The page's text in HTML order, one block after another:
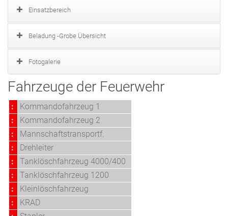
Einsatzbereich
Beladung -Grobe Übersicht
Fotogalerie
Fahrzeuge der Feuerwehr
:
Kommandofahrzeug 1
:
Kommandofahrzeug 2
:
Mannschaftstransportf.
:
Drehleiter
:
Tanklöschfahrzeug 4000/400
:
Tanklöschfahrzeug 1200
:
Kleinlöschfahrzeug
:
KRAD